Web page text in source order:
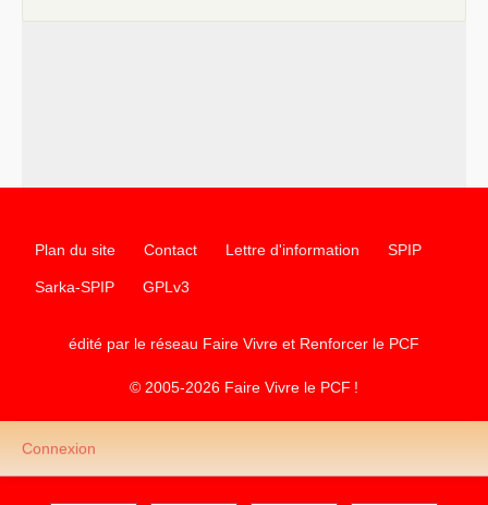
Plan du site Contact Lettre d'information SPIP
Sarka-SPIP GPLv3
édité par le réseau Faire Vivre et Renforcer le PCF
© 2005-2026 Faire Vivre le PCF !
Connexion